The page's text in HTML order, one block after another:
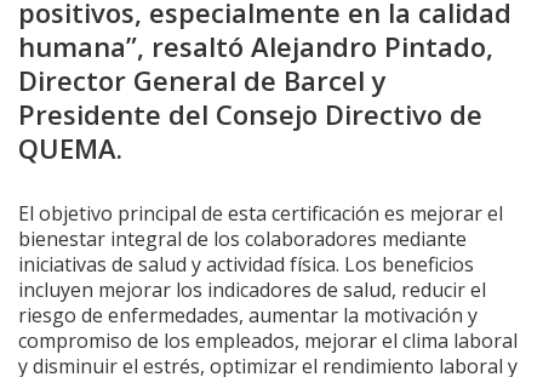
positivos, especialmente en la calidad
humana”, resaltó Alejandro Pintado,
Director General de Barcel y
Presidente del Consejo Directivo de
QUEMA.
El objetivo principal de esta certificación es mejorar el
bienestar integral de los colaboradores mediante
iniciativas de salud y actividad física. Los beneficios
incluyen mejorar los indicadores de salud, reducir el
riesgo de enfermedades, aumentar la motivación y
compromiso de los empleados, mejorar el clima laboral
y disminuir el estrés, optimizar el rendimiento laboral y